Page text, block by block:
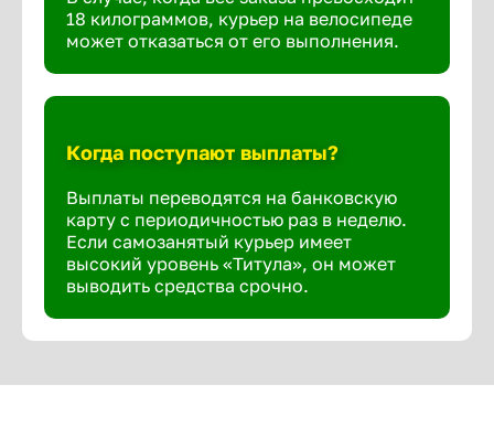
18 килограммов, курьер на велосипеде
может отказаться от его выполнения.
Когда поступают выплаты?
Выплаты переводятся на банковскую
карту с периодичностью раз в неделю.
Если самозанятый курьер имеет
высокий уровень «Титула», он может
выводить средства срочно.